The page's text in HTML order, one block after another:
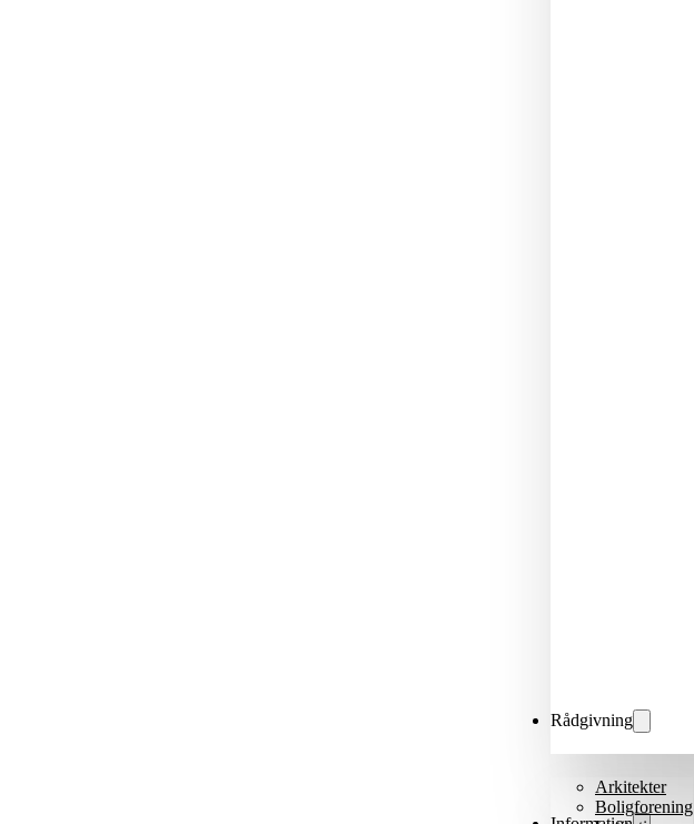
Rådgivning
Arkitekter
Boligforening